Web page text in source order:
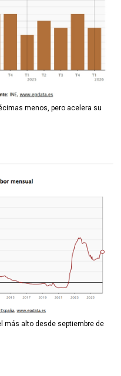
menos, pero acelera su
más alto desde septiembre de